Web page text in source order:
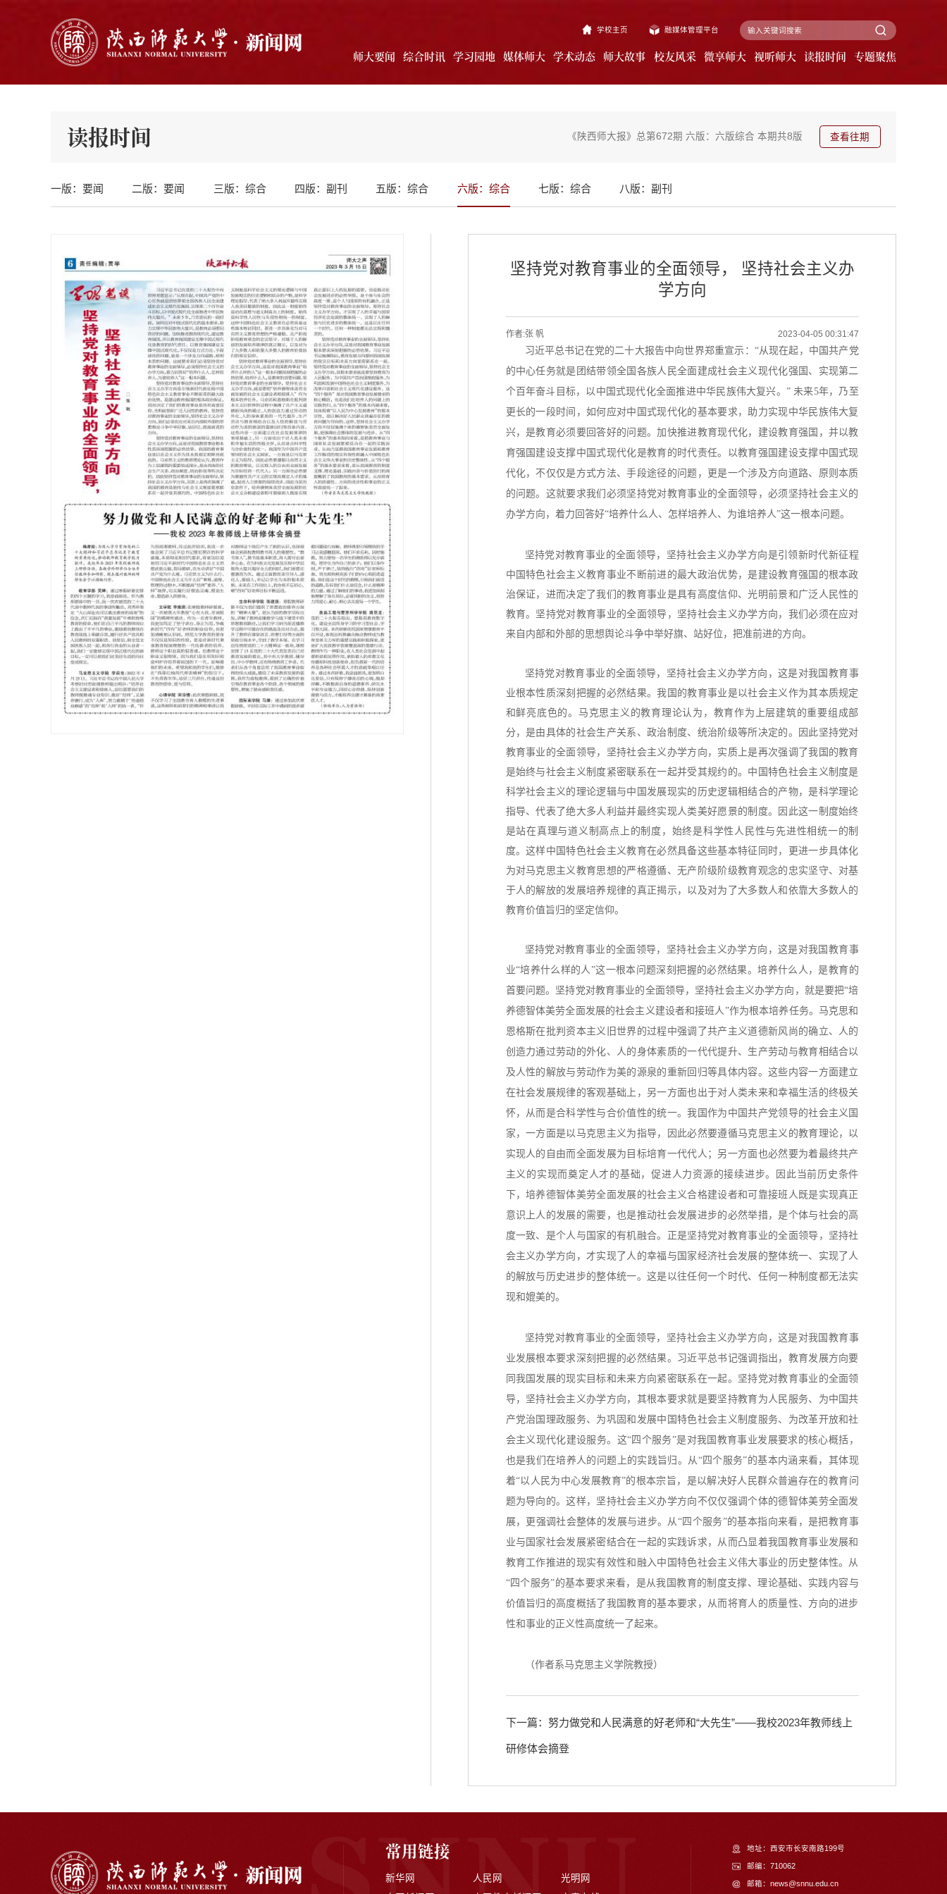
学校主页 融媒体管理平台
师大要闻 综合时讯 学习园地 媒体师大 学术动态 师大故事 校友风采 微享师大 视听师大 读报时间 专题聚焦
读报时间 《陕西师大报》总第672期 六版：六版综合 本期共8版 查看往期
一版：要闻 二版：要闻 三版：综合 四版：副刊 五版：综合 六版：综合 七版：综合 八版：副刊
坚持党对教育事业的全面领导， 坚持社会主义办
学方向
作者:张 帆 2023-04-05 00:31:47
习近平总书记在党的二十大报告中向世界郑重宣示： “从现在起，中国共产党
的中心任务就是团结带领全国各族人民全面建成社会主义现代化强国、实现第二
个百年奋斗目标，以中国式现代化全面推进中华民族伟大复兴。” 未来5年，乃至
更长的一段时间，如何应对中国式现代化的基本要求，助力实现中华民族伟大复
兴，是教育必须要回答好的问题。加快推进教育现代化，建设教育强国，并以教
育强国建设支撑中国式现代化是教育的时代责任。以教育强国建设支撑中国式现
代化，不仅仅是方式方法、手段途径的问题，更是一个涉及方向道路、原则本质
的问题。这就要求我们必须坚持党对教育事业的全面领导，必须坚持社会主义的
办学方向，着力回答好“培养什么人、怎样培养人、为谁培养人”这一根本问题。
坚持党对教育事业的全面领导，坚持社会主义办学方向是引领新时代新征程
中国特色社会主义教育事业不断前进的最大政治优势，是建设教育强国的根本政
治保证，进而决定了我们的教育事业是具有高度信仰、光明前景和广泛人民性的
教育。坚持党对教育事业的全面领导，坚持社会主义办学方向，我们必须在应对
来自内部和外部的思想舆论斗争中举好旗、站好位，把准前进的方向。
坚持党对教育事业的全面领导，坚持社会主义办学方向，这是对我国教育事
业根本性质深刻把握的必然结果。我国的教育事业是以社会主义作为其本质规定
和鲜亮底色的。马克思主义的教育理论认为，教育作为上层建筑的重要组成部
分，是由具体的社会生产关系、政治制度、统治阶级等所决定的。因此坚持党对
教育事业的全面领导，坚持社会主义办学方向，实质上是再次强调了我国的教育
是始终与社会主义制度紧密联系在一起并受其规约的。中国特色社会主义制度是
科学社会主义的理论逻辑与中国发展现实的历史逻辑相结合的产物，是科学理论
指导、代表了绝大多人利益并最终实现人类美好愿景的制度。因此这一制度始终
是站在真理与道义制高点上的制度，始终是科学性人民性与先进性相统一的制
度。这样中国特色社会主义教育在必然具备这些基本特征同时，更进一步具体化
为对马克思主义教育思想的严格遵循、无产阶级阶级教育观念的忠实坚守、对基
于人的解放的发展培养规律的真正揭示，以及对为了大多数人和依靠大多数人的
教育价值旨归的坚定信仰。
坚持党对教育事业的全面领导，坚持社会主义办学方向，这是对我国教育事
业“培养什么样的人”这一根本问题深刻把握的必然结果。培养什么人，是教育的
首要问题。坚持党对教育事业的全面领导，坚持社会主义办学方向，就是要把“培
养德智体美劳全面发展的社会主义建设者和接班人”作为根本培养任务。马克思和
恩格斯在批判资本主义旧世界的过程中强调了共产主义道德新风尚的确立、人的
创造力通过劳动的外化、人的身体素质的一代代提升、生产劳动与教育相结合以
及人性的解放与劳动作为美的源泉的重新回归等具体内容。这些内容一方面建立
在社会发展规律的客观基础上，另一方面也出于对人类未来和幸福生活的终极关
怀，从而是合科学性与合价值性的统一。我国作为中国共产党领导的社会主义国
家，一方面是以马克思主义为指导，因此必然要遵循马克思主义的教育理论，以
实现人的自由而全面发展为目标培育一代代人；另一方面也必然要为着最终共产
主义的实现而奠定人才的基础，促进人力资源的接续进步。因此当前历史条件
下，培养德智体美劳全面发展的社会主义合格建设者和可靠接班人既是实现真正
意识上人的发展的需要，也是推动社会发展进步的必然举措，是个体与社会的高
度一致、是个人与国家的有机融合。正是坚持党对教育事业的全面领导，坚持社
会主义办学方向，才实现了人的幸福与国家经济社会发展的整体统一、实现了人
的解放与历史进步的整体统一。这是以往任何一个时代、任何一种制度都无法实
现和媲美的。
坚持党对教育事业的全面领导，坚持社会主义办学方向，这是对我国教育事
业发展根本要求深刻把握的必然结果。习近平总书记强调指出，教育发展方向要
同我国发展的现实目标和未来方向紧密联系在一起。坚持党对教育事业的全面领
导，坚持社会主义办学方向，其根本要求就是要坚持教育为人民服务、为中国共
产党治国理政服务、为巩固和发展中国特色社会主义制度服务、为改革开放和社
会主义现代化建设服务。这“四个服务”是对我国教育事业发展要求的核心概括，
也是我们在培养人的问题上的实践旨归。从“四个服务”的基本内涵来看，其体现
着“以人民为中心发展教育”的根本宗旨，是以解决好人民群众普遍存在的教育问
题为导向的。这样，坚持社会主义办学方向不仅仅强调个体的德智体美劳全面发
展，更强调社会整体的发展与进步。从“四个服务”的基本指向来看，是把教育事
业与国家社会发展紧密结合在一起的实践诉求，从而凸显着我国教育事业发展和
教育工作推进的现实有效性和融入中国特色社会主义伟大事业的历史整体性。从
“四个服务”的基本要求来看，是从我国教育的制度支撑、理论基础、实践内容与
价值旨归的高度概括了我国教育的基本要求，从而将育人的质量性、方向的进步
性和事业的正义性高度统一了起来。
（作者系马克思主义学院教授）
下一篇：努力做党和人民满意的好老师和“大先生”——我校2023年教师线上
研修体会摘登
常用链接
新华网 人民网
光明网
地址：西安市长安南路199号
邮编：710062
邮箱：news@snnu.edu.cn